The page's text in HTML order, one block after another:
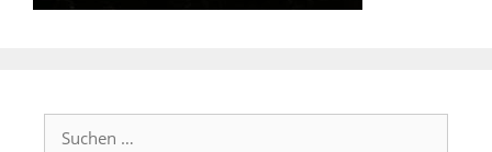
Suchen